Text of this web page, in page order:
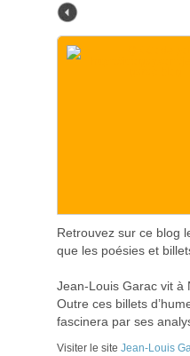
Retrouvez sur ce blog
que les poésies et
Jean-Louis Garac vit à
Outre ces billets
fascinera par ses
Visiter le site Jean-Louis